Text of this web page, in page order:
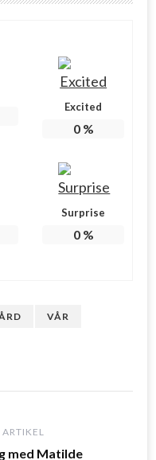
Excited
0%
Surprise
0%
VÅR
med Matilde